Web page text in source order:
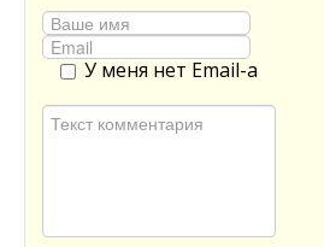
У меня нет Email-а